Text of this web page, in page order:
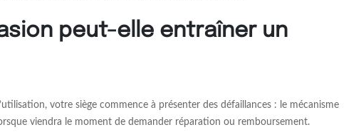
peut-elle entraîner un
votre siège commence à présenter des défaillances : le mécanisme
viendra le moment de demander réparation ou remboursement.